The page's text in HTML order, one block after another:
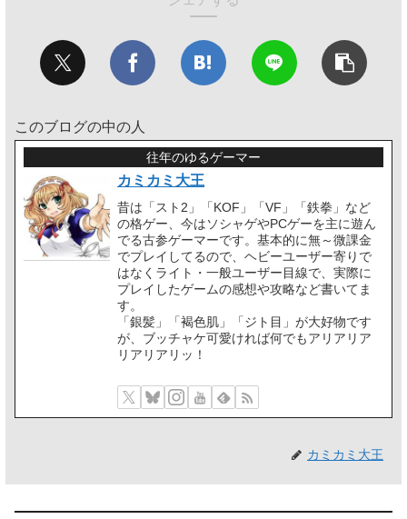
このブログの中の人
往年のゆるゲーマー
カミカミ大王
昔は「スト2」「KOF」「VF」「鉄拳」など
の格ゲー、今はソシャゲやPCゲーを主に遊ん
でる古参ゲーマーです。基本的に無～微課金
でプレイしてるので、ヘビーユーザー寄りで
はなくライト・一般ユーザー目線で、実際に
プレイしたゲームの感想や攻略など書いてま
す。
「銀髪」「褐色肌」「ジト目」が大好物です
が、ブッチャケ可愛ければ何でもアリアリア
リアリアリッ！
カミカミ大王